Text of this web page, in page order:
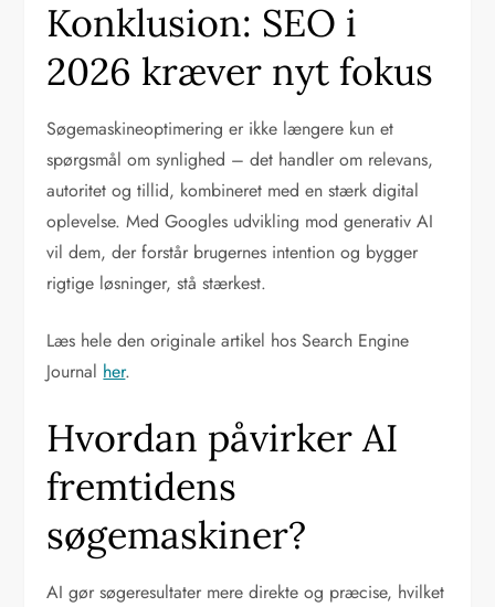
Konklusion: SEO i
2026 kræver nyt fokus
Søgemaskineoptimering er ikke længere kun et
spørgsmål om synlighed – det handler om relevans,
autoritet og tillid, kombineret med en stærk digital
oplevelse. Med Googles udvikling mod generativ AI
vil dem, der forstår brugernes intention og bygger
rigtige løsninger, stå stærkest.
Læs hele den originale artikel hos Search Engine
Journal her.
Hvordan påvirker AI
fremtidens
søgemaskiner?
AI gør søgeresultater mere direkte og præcise, hvilket